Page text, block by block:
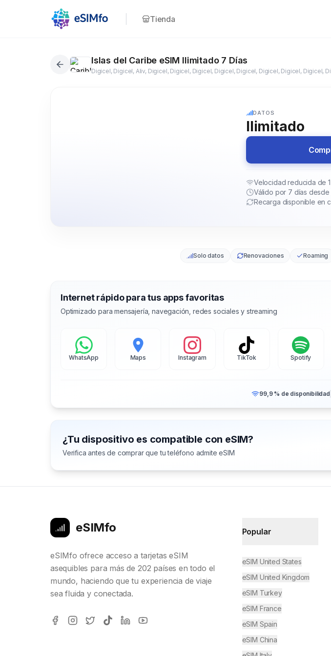
Tienda
Islas del Caribe eSIM Ilimitado 7 Días
DATOS
Ilimitado
Velocidad reducida de
Válido por 7 días desde
Recarga disponible en
Solo datos Renovaciones Roaming
Internet rápido para tus apps favoritas
Optimizado para mensajería, navegación, redes sociales y streaming
WhatsApp Maps Instagram TikTok Spotify
99,9 % de disponibilidad
¿Tu dispositivo es compatible con eSIM?
Verifica antes de comprar que tu teléfono admite eSIM
eSIMfo
eSIMfo ofrece acceso a tarjetas eSIM
asequibles para más de 202 países en todo el
mundo, haciendo que tu experiencia de viaje
sea fluida y conectada.
Popular
eSIM United States
eSIM United Kingdom
eSIM Turkey
eSIM France
eSIM Spain
eSIM China